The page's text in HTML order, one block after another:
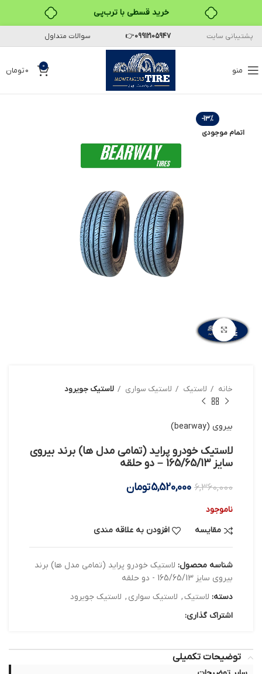
خرید قسطی با ترب‌پی
۴ قسط، بدون کارمزد
بدون ضامن، بدون سود
خرید قسطی با ترب‌پی
پشتیبانی سایت 09912105947
👉 سوالات متداول
منو 0
0تومان
-13%
اتمام موجودی
بزرگنمایی تصویر
خانه لاستیک لاستیک سواری لاستیک جویرود
بیروی (bearway)
لاستیک خودرو پراید (تمامی مدل ها) برند بیروی
سایز 165/65/13 – دو حلقه
6,360,000
5,520,000تومان
ناموجود
مقایسه
افزودن به علاقه مندی
شناسه محصول: لاستیک خودرو پراید (تمامی مدل ها) برند
بیروی سایز 165/65/13 - دو حلقه
دسته: لاستیک, لاستیک سواری , لاستیک جویرود
اشتراک گذاری:
توضیحات تکمیلی